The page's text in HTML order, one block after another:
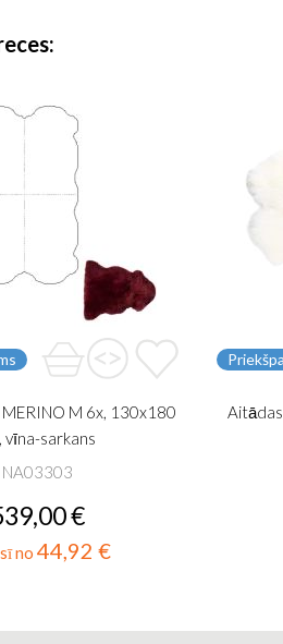
M 6x, 130x180
vīna-sarkans
NA03303
€
no 44,92 €